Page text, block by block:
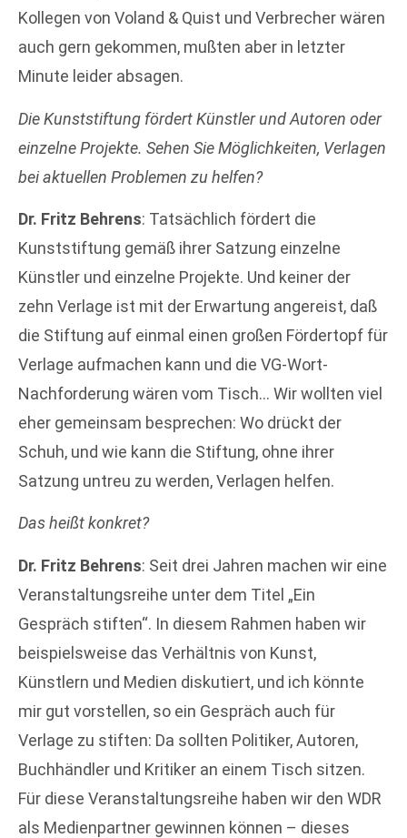
Kollegen von Voland & Quist und Verbrecher wären
auch gern gekommen, mußten aber in letzter
Minute leider absagen.
Die Kunststiftung fördert Künstler und Autoren oder
einzelne Projekte. Sehen Sie Möglichkeiten, Verlagen
bei aktuellen Problemen zu helfen?
Dr. Fritz Behrens: Tatsächlich fördert die
Kunststiftung gemäß ihrer Satzung einzelne
Künstler und einzelne Projekte. Und keiner der
zehn Verlage ist mit der Erwartung angereist, daß
die Stiftung auf einmal einen großen Fördertopf für
Verlage aufmachen kann und die VG-Wort-
Nachforderung wären vom Tisch… Wir wollten viel
eher gemeinsam besprechen: Wo drückt der
Schuh, und wie kann die Stiftung, ohne ihrer
Satzung untreu zu werden, Verlagen helfen.
Das heißt konkret?
Dr. Fritz Behrens: Seit drei Jahren machen wir eine
Veranstaltungsreihe unter dem Titel „Ein
Gespräch stiften“. In diesem Rahmen haben wir
beispielsweise das Verhältnis von Kunst,
Künstlern und Medien diskutiert, und ich könnte
mir gut vorstellen, so ein Gespräch auch für
Verlage zu stiften: Da sollten Politiker, Autoren,
Buchhändler und Kritiker an einem Tisch sitzen.
Für diese Veranstaltungsreihe haben wir den WDR
als Medienpartner gewinnen können – dieses